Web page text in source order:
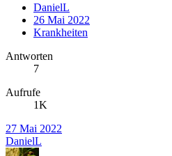
DanielL
26 Mai 2022
Krankheiten
Antworten
7
Aufrufe
1K
27 Mai 2022
DanielL